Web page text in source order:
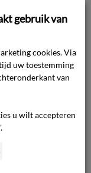
ruimte en
in haar
gebruik van
cookies. Via
uw toestemming
van
u wilt accepteren